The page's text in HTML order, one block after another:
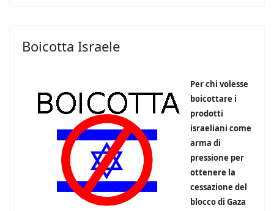
Boicotta Israele
Per chi volesse
boicottare i
prodotti
israeliani come
arma di
pressione per
ottenere la
cessazione del
blocco di Gaza